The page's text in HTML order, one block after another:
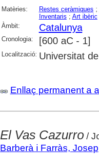
Matèries: Restes ceràmiques ;
Inventaris ; Art ibèric
Àmbit:
Catalunya
Cronologia: [600 aC - 1]
Localització: Universitat
Enllaç permanent a
El Vas Cazurro/
Barberà i Farràs, Josep